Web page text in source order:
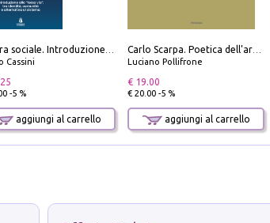
Cassini
-5 %
aggiungi al carrello
Luciano Pollifrone
€ 19.00
€ 20.00 -5 %
aggiungi al carrello